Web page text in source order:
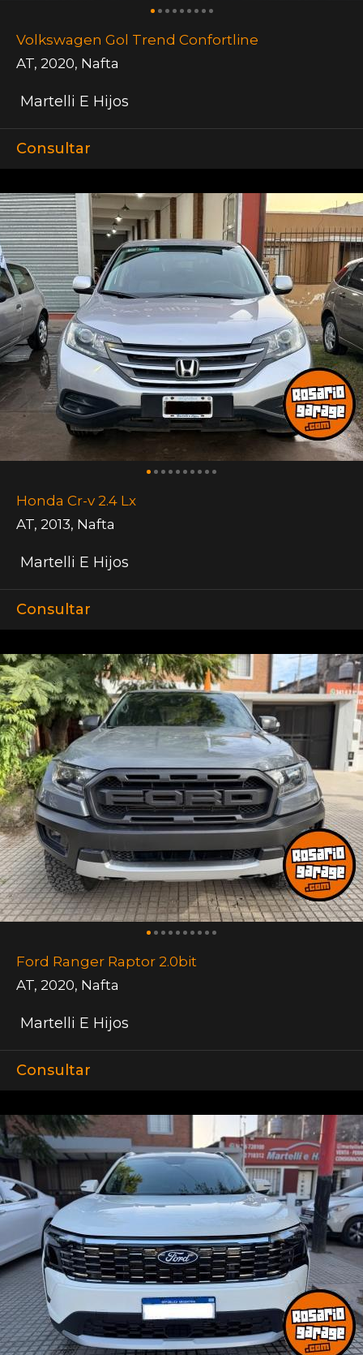
Volkswagen Gol Trend Confortline
AT, 2020, Nafta
Martelli E Hijos
Consultar
Honda Cr-v 2.4 Lx
AT, 2013, Nafta
Martelli E Hijos
Consultar
Ford Ranger Raptor 2.0bit
AT, 2020, Nafta
Martelli E Hijos
Consultar